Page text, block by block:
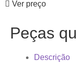
Ver preço
Peças
Descrição